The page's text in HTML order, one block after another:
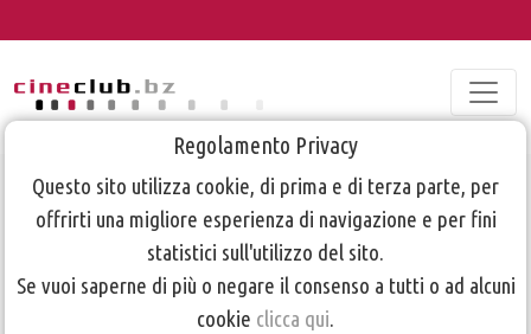
Regolamento Privacy
Questo sito utilizza cookie, di prima e di terza parte, per
offrirti una migliore esperienza di navigazione e per fini
statistici sull'utilizzo del sito.
Se vuoi saperne di più o negare il consenso a tutti o ad alcuni
cookie clicca qui.
2016 TBIShorts
serata